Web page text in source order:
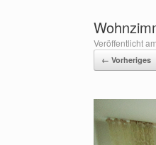
Veröffentlicht am
← Vorheriges